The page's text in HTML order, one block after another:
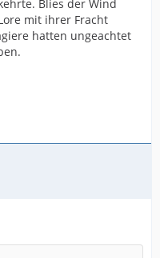
Blies der Wind
mit ihrer Fracht
hatten ungeachtet